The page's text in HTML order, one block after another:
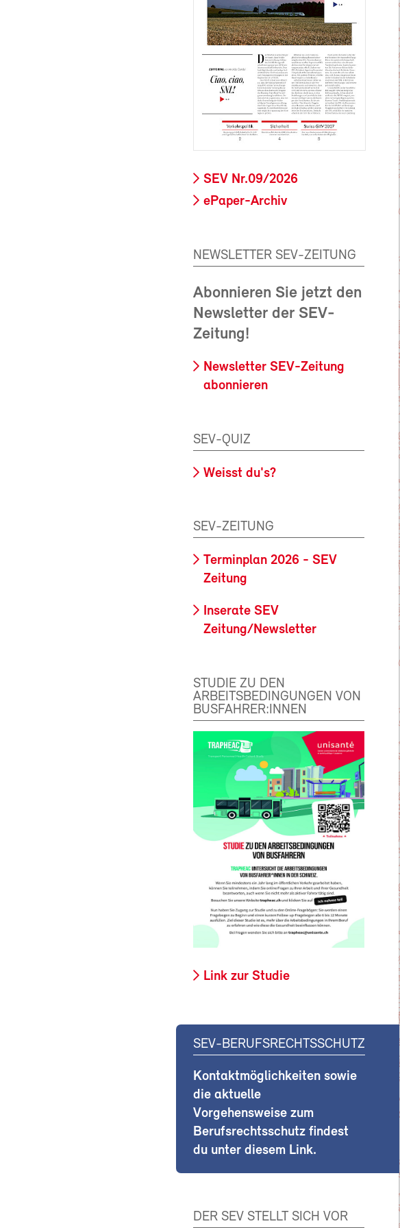
SEV Nr.09/2026
ePaper-Archiv
NEWSLETTER SEV-ZEITUNG
Abonnieren Sie jetzt den
Newsletter der SEV-
Zeitung!
Newsletter SEV-Zeitung
abonnieren
SEV-QUIZ
Weisst du's?
SEV-ZEITUNG
Terminplan 2026 - SEV
Zeitung
Inserate SEV
Zeitung/Newsletter
STUDIE ZU DEN
ARBEITSBEDINGUNGEN VON
BUSFAHRER:INNEN
Link zur Studie
SEV-BERUFSRECHTSSCHUTZ
Kontaktmöglichkeiten sowie
die aktuelle
Vorgehensweise zum
Berufsrechtsschutz findest
du unter diesem Link.
DER SEV STELLT SICH VOR